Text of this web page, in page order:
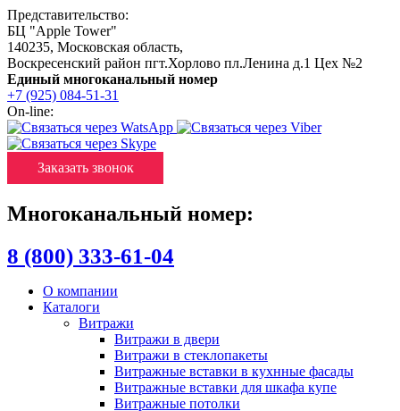
Представительство:
БЦ "Apple Tower"
140235, Московская область,
Воскресенский район пгт.Хорлово пл.Ленина д.1 Цех №2
Единый многоканальный номер
+7 (925) 084-51-31
On-line:
Заказать звонок
Многоканальный номер:
8 (800) 333-61-04
О компании
Каталоги
Витражи
Витражи в двери
Витражи в стеклопакеты
Витражные вставки в кухнные фасады
Витражные вставки для шкафа купе
Витражные потолки